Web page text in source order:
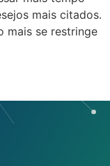
mais citados.
mais se restringe